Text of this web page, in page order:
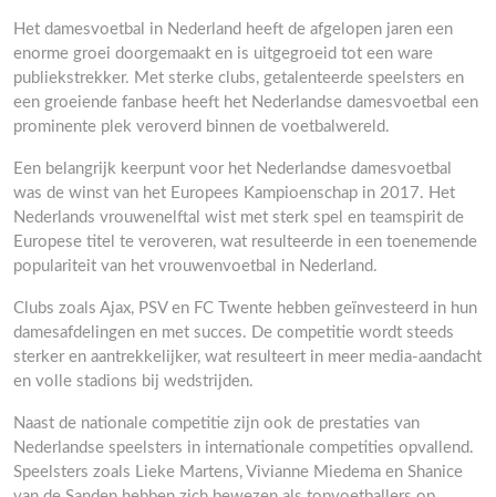
Het damesvoetbal in Nederland heeft de afgelopen jaren een
enorme groei doorgemaakt en is uitgegroeid tot een ware
publiekstrekker. Met sterke clubs, getalenteerde speelsters en
een groeiende fanbase heeft het Nederlandse damesvoetbal een
prominente plek veroverd binnen de voetbalwereld.
Een belangrijk keerpunt voor het Nederlandse damesvoetbal
was de winst van het Europees Kampioenschap in 2017. Het
Nederlands vrouwenelftal wist met sterk spel en teamspirit de
Europese titel te veroveren, wat resulteerde in een toenemende
populariteit van het vrouwenvoetbal in Nederland.
Clubs zoals Ajax, PSV en FC Twente hebben geïnvesteerd in hun
damesafdelingen en met succes. De competitie wordt steeds
sterker en aantrekkelijker, wat resulteert in meer media-aandacht
en volle stadions bij wedstrijden.
Naast de nationale competitie zijn ook de prestaties van
Nederlandse speelsters in internationale competities opvallend.
Speelsters zoals Lieke Martens, Vivianne Miedema en Shanice